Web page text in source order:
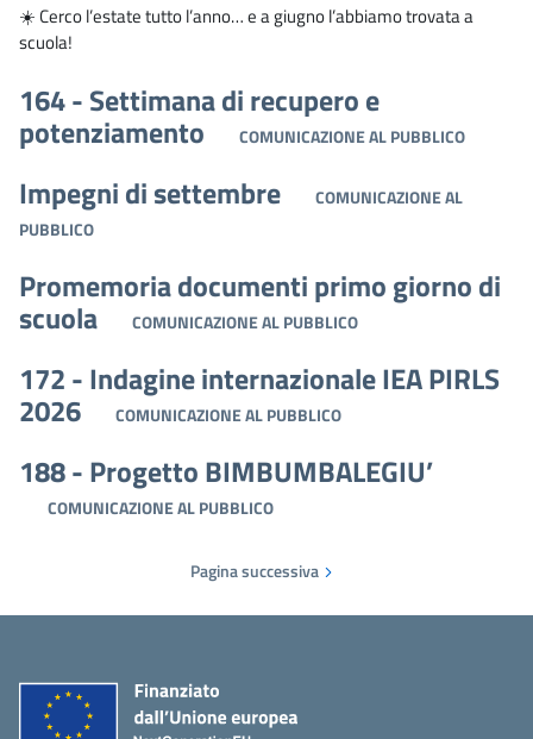
☀️ Cerco l’estate tutto l’anno… e a giugno l’abbiamo trovata a
scuola!
164 - Settimana di recupero e
potenziamento COMUNICAZIONE AL PUBBLICO
Impegni di settembre
COMUNICAZIONE AL
PUBBLICO
Promemoria documenti primo giorno di
scuola COMUNICAZIONE AL PUBBLICO
172 - Indagine internazionale IEA PIRLS
2026 COMUNICAZIONE AL PUBBLICO
188 - Progetto BIMBUMBALEGIU’
COMUNICAZIONE AL PUBBLICO
Pagina successiva